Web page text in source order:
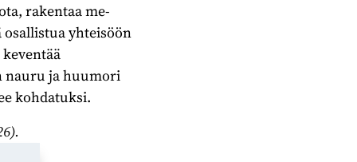
rakentaa me-
yhteisöön
nauru ja huumori
kohdatuksi.